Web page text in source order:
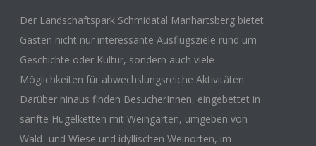
Der Landschaftspark Schmidatal Manhartsberg bietet
Gästen nicht nur interessante Ausflugsziele rund um
Geschichte oder Kultur, sondern auch viele
Möglichkeiten für abwechslungsreiche Aktivitäten.
Darüber hinaus finden BesucherInnen, eingebettet in
sanfte Hügelketten mit Weingärten, umgeben von
Wald- und Wiese und idyllischen Weinorten, im